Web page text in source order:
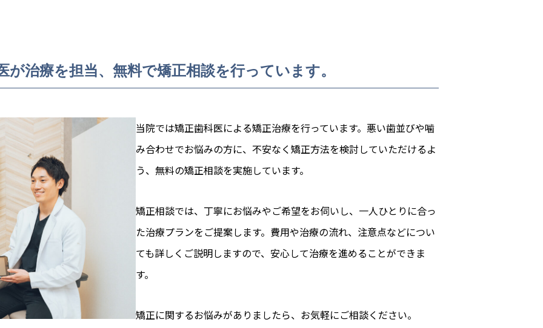
が治療を担当、無料で矯正相談を行っています。
当院では矯正歯科医による矯正治療を行っています。悪い歯並びや噛
み合わせでお悩みの方に、不安なく矯正方法を検討していただけるよ
う、無料の矯正相談を実施しています。
矯正相談では、丁寧にお悩みやご希望をお伺いし、一人ひとりに合っ
た治療プランをご提案します。費用や治療の流れ、注意点などについ
ても詳しくご説明しますので、安心して治療を進めることができま
す。
矯正に関するお悩みがありましたら、お気軽にご相談ください。